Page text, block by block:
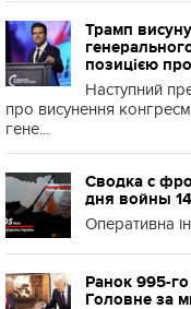
Трамп
позицією
Наступний
про висунення
гене...
Сводка с
дня войны
Оперативна
Ранок 995-
Головне за